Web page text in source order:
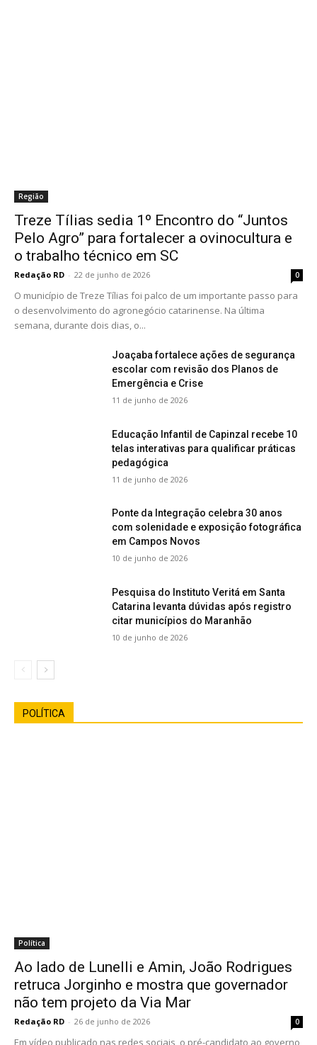
Região
Treze Tílias sedia 1º Encontro do “Juntos
Pelo Agro” para fortalecer a ovinocultura e
o trabalho técnico em SC
Redação RD - 22 de junho de 2026 0
O município de Treze Tílias foi palco de um importante passo para
o desenvolvimento do agronegócio catarinense. Na última
semana, durante dois dias, o...
Joaçaba fortalece ações de segurança
escolar com revisão dos Planos de
Emergência e Crise
11 de junho de 2026
Educação Infantil de Capinzal recebe 10
telas interativas para qualificar práticas
pedagógica
11 de junho de 2026
Ponte da Integração celebra 30 anos
com solenidade e exposição fotográfica
em Campos Novos
10 de junho de 2026
Pesquisa do Instituto Veritá em Santa
Catarina levanta dúvidas após registro
citar municípios do Maranhão
10 de junho de 2026
POLÍTICA
Política
Ao lado de Lunelli e Amin, João Rodrigues
retruca Jorginho e mostra que governador
não tem projeto da Via Mar
Redação RD - 26 de junho de 2026 0